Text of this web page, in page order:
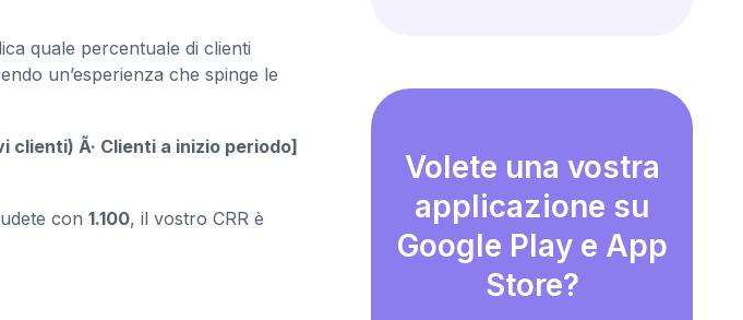
quale percentuale di clienti
un’esperienza che spinge le
clienti) Ã· Clienti a inizio periodo]
con 1.100, il vostro CRR è
Volete una vostra
applicazione su
Google Play e App
Store?